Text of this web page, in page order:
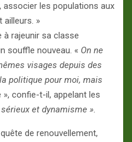
les populations aux
ailleurs. »
à rajeunir sa classe
souffle nouveau. « On ne
visages depuis des
politique pour moi, mais
», confie-t-il, appelant les
et dynamisme ».
de renouvellement,